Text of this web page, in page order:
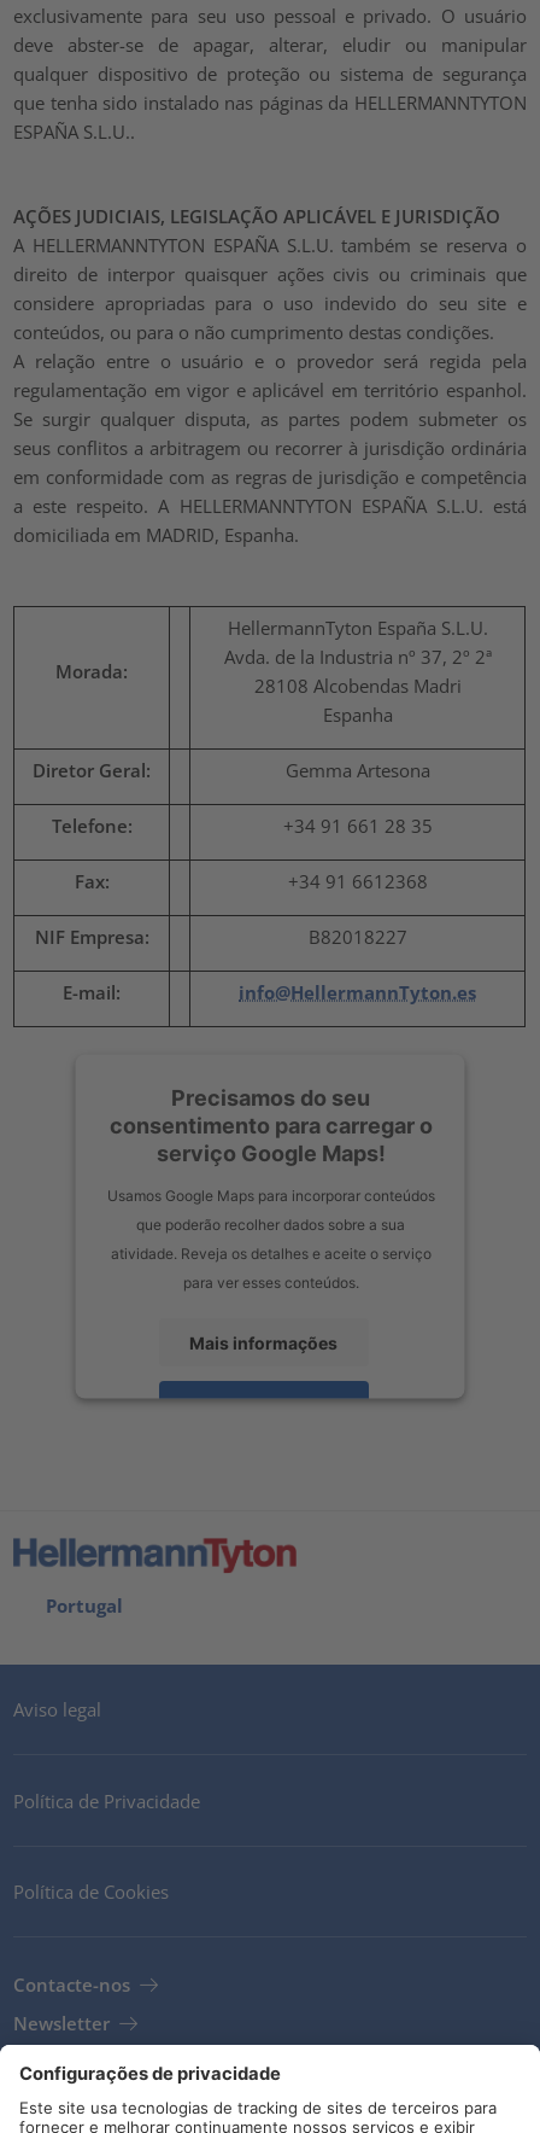
exclusivamente para seu uso pessoal e privado. O usuário
deve abster-se de apagar, alterar, eludir ou manipular
qualquer dispositivo de proteção ou sistema de segurança
que tenha sido instalado nas páginas da HELLERMANNTYTON
ESPAÑA S.L.U..
AÇÕES JUDICIAIS, LEGISLAÇÃO APLICÁVEL E JURISDIÇÃO
A HELLERMANNTYTON ESPAÑA S.L.U. também se reserva o
direito de interpor quaisquer ações civis ou criminais que
considere apropriadas para o uso indevido do seu site e
conteúdos, ou para o não cumprimento destas condições.
A relação entre o usuário e o provedor será regida pela
regulamentação em vigor e aplicável em território espanhol.
Se surgir qualquer disputa, as partes podem submeter os
seus conflitos a arbitragem ou recorrer à jurisdição ordinária
em conformidade com as regras de jurisdição e competência
a este respeito. A HELLERMANNTYTON ESPAÑA S.L.U. está
domiciliada em MADRID, Espanha.
Morada:
HellermannTyton España S.L.U.
Avda. de la Industria nº 37, 2º 2ª
28108 Alcobendas Madri
Espanha
Diretor Geral: Gemma Artesona
Telefone: +34 91 661 28 35
Fax: +34 91 6612368
NIF Empresa: B82018227
E-mail: info@HellermannTyton.es
Precisamos do seu
consentimento para carregar o
serviço Google Maps!
Usamos Google Maps para incorporar conteúdos
que poderão recolher dados sobre a sua
atividade. Reveja os detalhes e aceite o serviço
para ver esses conteúdos.
Mais informações
Aceitar
Portugal
Aviso legal
Política de Privacidade
Política de Cookies
Contacte-nos
Newsletter
Termos e Condições